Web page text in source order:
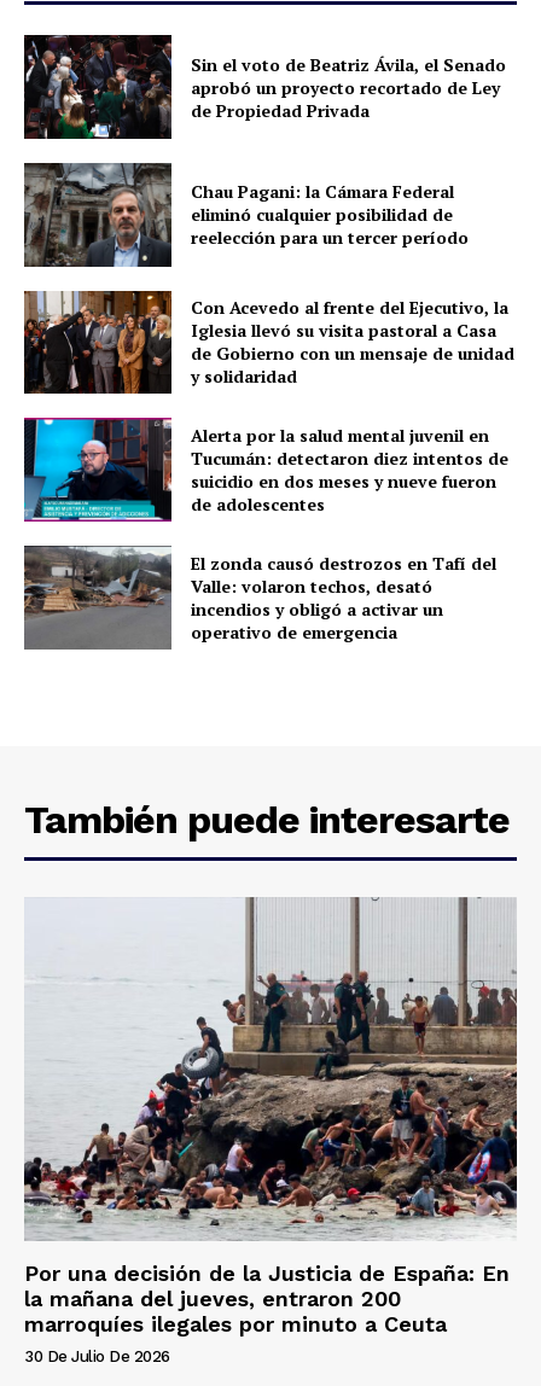
Sin el voto de Beatriz Ávila, el Senado
aprobó un proyecto recortado de Ley
de Propiedad Privada
Chau Pagani: la Cámara Federal
eliminó cualquier posibilidad de
reelección para un tercer período
Con Acevedo al frente del Ejecutivo, la
Iglesia llevó su visita pastoral a Casa
de Gobierno con un mensaje de unidad
y solidaridad
Alerta por la salud mental juvenil en
Tucumán: detectaron diez intentos de
suicidio en dos meses y nueve fueron
de adolescentes
El zonda causó destrozos en Tafí del
Valle: volaron techos, desató
incendios y obligó a activar un
operativo de emergencia
También puede interesarte
Por una decisión de la Justicia de España: En
la mañana del jueves, entraron 200
marroquíes ilegales por minuto a Ceuta
30 De Julio De 2026